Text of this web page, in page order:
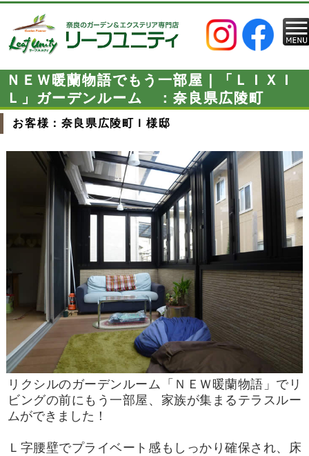
ＮＥＷ暖蘭物語でもう一部屋｜「ＬＩＸＩ
Ｌ」ガーデンルーム ：奈良県広陵町
お客様：奈良県広陵町Ｉ様邸
リクシルのガーデンルーム「ＮＥＷ暖蘭物語」でリ
ビングの前にもう一部屋、家族が集まるテラスルー
ムができました！
Ｌ字腰壁でプライベート感もしっかり確保され、床